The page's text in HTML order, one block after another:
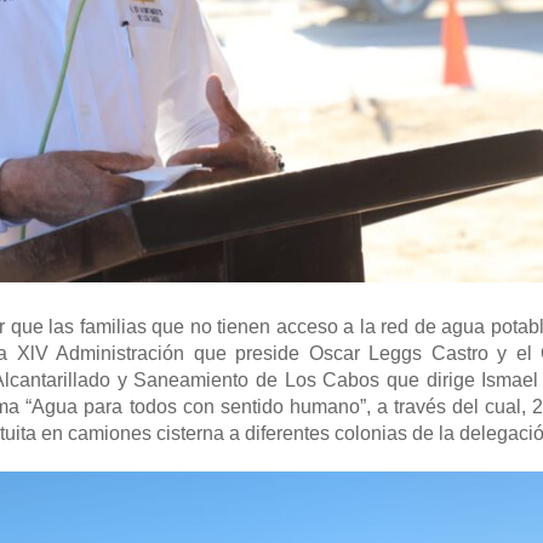
que las familias que no tienen acceso a la red de agua
Administración que preside Oscar Leggs Castro y el
y Saneamiento de Los Cabos que dirige
“Agua para todos con sentido humano”, a través del cual,
en camiones cisterna a diferentes colonias de la